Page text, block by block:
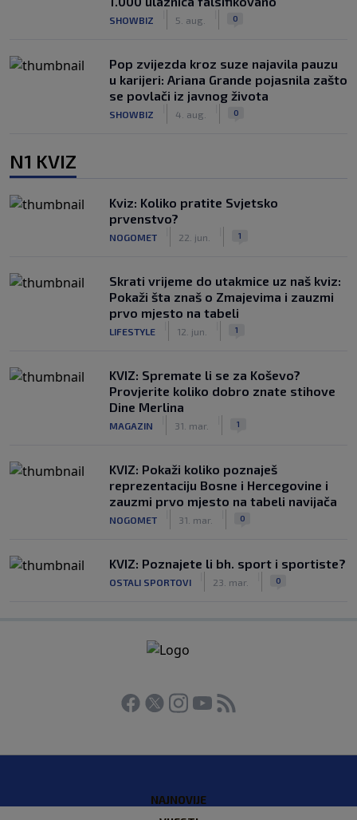
SHOWBIZ 5. aug. 0
Pop zvijezda kroz suze najavila pauzu
u karijeri: Ariana Grande pojasnila zašto
se povlači iz javnog života
SHOWBIZ 4. aug. 0
N1 KVIZ
Kviz: Koliko pratite Svjetsko
prvenstvo?
NOGOMET 22. jun. 1
Skrati vrijeme do utakmice uz naš kviz:
Pokaži šta znaš o Zmajevima i zauzmi
prvo mjesto na tabeli
LIFESTYLE 12. jun. 1
KVIZ: Spremate li se za Koševo?
Provjerite koliko dobro znate stihove
Dine Merlina
MAGAZIN 31. mar. 1
KVIZ: Pokaži koliko poznaješ
reprezentaciju Bosne i Hercegovine i
zauzmi prvo mjesto na tabeli navijača
NOGOMET 31. mar. 0
KVIZ: Poznajete li bh. sport i sportiste?
OSTALI SPORTOVI 23. mar. 0
NAJNOVIJE